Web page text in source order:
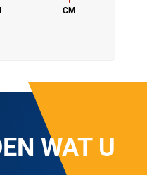
CM
WAT U